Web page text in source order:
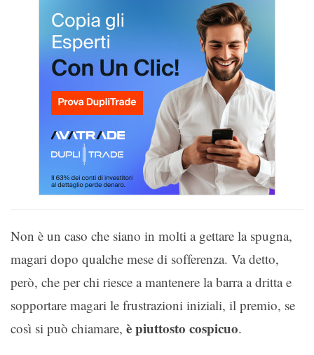
Non è un caso che siano in molti a gettare la spugna,
magari dopo qualche mese di sofferenza. Va detto,
però, che per chi riesce a mantenere la barra a dritta e
sopportare magari le frustrazioni iniziali, il premio, se
così si può chiamare, è piuttosto cospicuo.